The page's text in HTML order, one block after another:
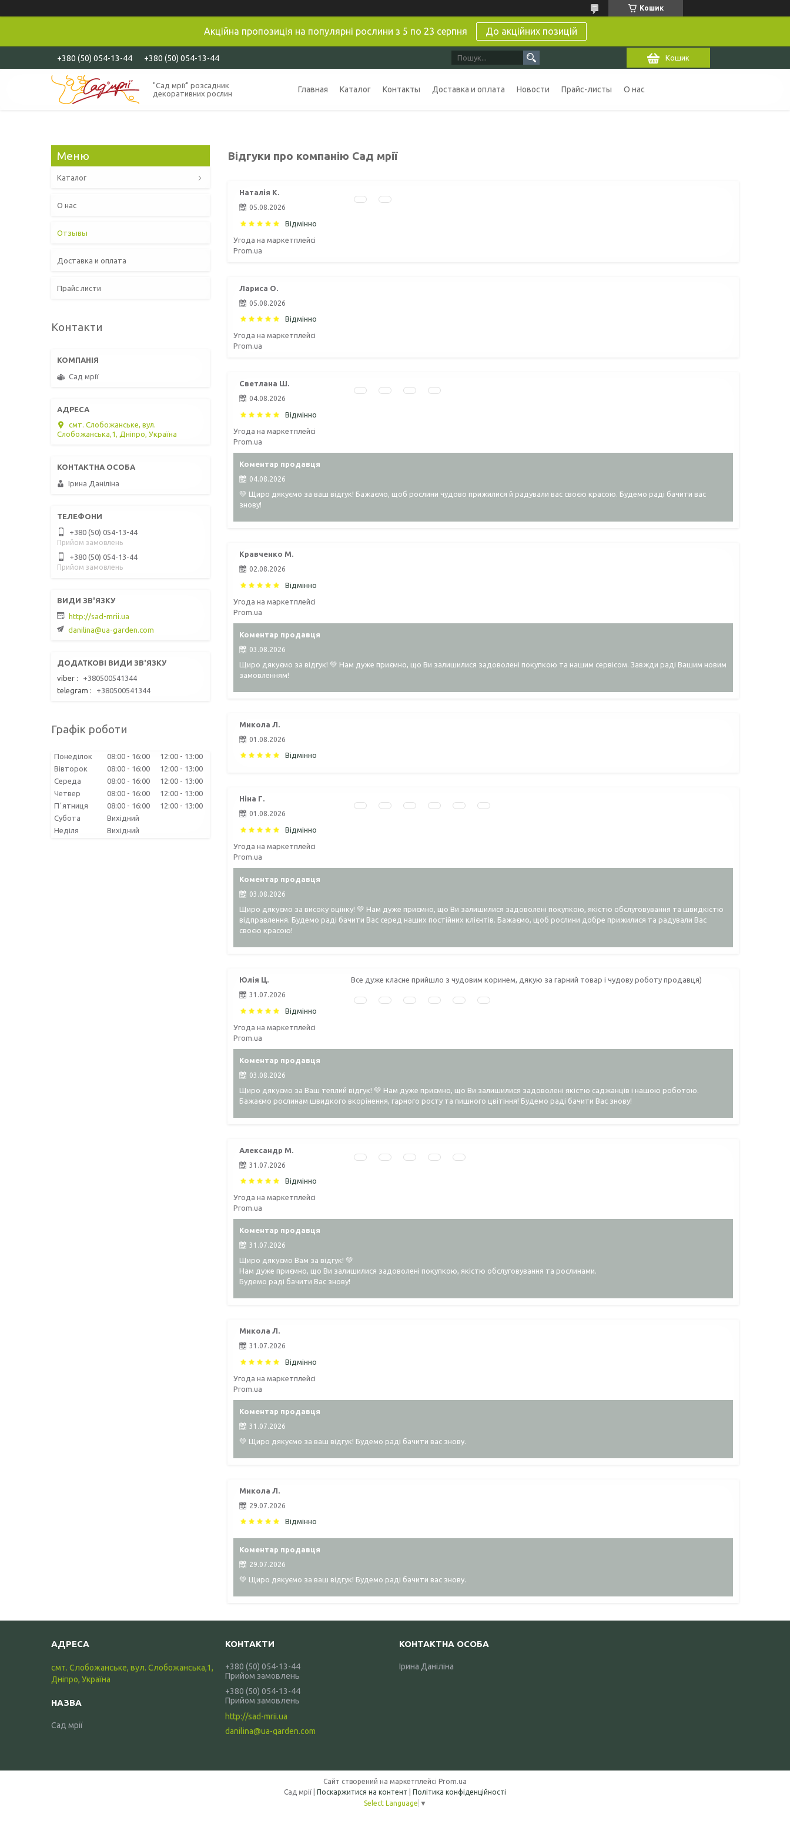
Кошик
Акційна пропозиція на популярні рослини з 5 по 23 серпня До акційних позицій
+380 (50) 054-13-44 +380 (50) 054-13-44 Кошик
"Сад мрії" розсадник
декоративних рослин
Главная Каталог Контакты Доставка и оплата Новости Прайс-листы О нас
Відгуки про компанію Сад мрії
Наталія К.
05.08.2026
Відмінно
Угода на маркетплейсі
Prom.ua
Лариса О.
05.08.2026
Відмінно
Угода на маркетплейсі
Prom.ua
Светлана Ш.
04.08.2026
Відмінно
Угода на маркетплейсі
Prom.ua
Коментар продавця
04.08.2026
💚 Щиро дякуємо за ваш відгук! Бажаємо, щоб рослини чудово прижилися й радували вас своєю красою. Будемо раді бачити вас
знову!
Кравченко М.
02.08.2026
Відмінно
Угода на маркетплейсі
Prom.ua
Коментар продавця
03.08.2026
Щиро дякуємо за відгук! 💚 Нам дуже приємно, що Ви залишилися задоволені покупкою та нашим сервісом. Завжди раді Вашим новим
замовленням!
Микола Л.
01.08.2026
Відмінно
Ніна Г.
01.08.2026
Відмінно
Угода на маркетплейсі
Prom.ua
Коментар продавця
03.08.2026
Щиро дякуємо за високу оцінку! 💚 Нам дуже приємно, що Ви залишилися задоволені покупкою, якістю обслуговування та швидкістю
відправлення. Будемо раді бачити Вас серед наших постійних клієнтів. Бажаємо, щоб рослини добре прижилися та радували Вас
своєю красою!
Юлія Ц.
31.07.2026
Відмінно
Угода на маркетплейсі
Prom.ua
Все дуже класне прийшло з чудовим коринем, дякую за гарний товар і чудову роботу продавця)
Коментар продавця
03.08.2026
Щиро дякуємо за Ваш теплий відгук! 💚 Нам дуже приємно, що Ви залишилися задоволені якістю саджанців і нашою роботою.
Бажаємо рослинам швидкого вкорінення, гарного росту та пишного цвітіння! Будемо раді бачити Вас знову!
Александр М.
31.07.2026
Відмінно
Угода на маркетплейсі
Prom.ua
Коментар продавця
31.07.2026
Щиро дякуємо Вам за відгук! 💚
Нам дуже приємно, що Ви залишилися задоволені покупкою, якістю обслуговування та рослинами.
Будемо раді бачити Вас знову!
Микола Л.
31.07.2026
Відмінно
Угода на маркетплейсі
Prom.ua
Коментар продавця
31.07.2026
💚 Щиро дякуємо за ваш відгук! Будемо раді бачити вас знову.
Микола Л.
29.07.2026
Відмінно
Коментар продавця
29.07.2026
💚 Щиро дякуємо за ваш відгук! Будемо раді бачити вас знову.
Каталог
О нас
Отзывы
Доставка и оплата
Прайс листи
Контакти
Сад мрії
смт. Слобожанське, вул.
Слобожанська,1, Дніпро, Україна
Ірина Даніліна
+380 (50) 054-13-44
Прийом замовлень
+380 (50) 054-13-44
Прийом замовлень
http://sad-mrii.ua
danilina@ua-garden.com
viber
+380500541344
telegram
+380500541344
Графік роботи
Понеділок 08:00 16:00 12:00
13:00
Вівторок
08:00 16:00 12:00
13:00
Середа
08:00 16:00 12:00
13:00
Четвер
08:00 16:00 12:00
13:00
Пʼятниця
08:00 16:00 12:00
13:00
Субота
Вихідний
Неділя
Вихідний
смт. Слобожанське, вул. Слобожанська,1,
Дніпро, Україна
Сад мрії
+380 (50) 054-13-44
Прийом замовлень
+380 (50) 054-13-44
Прийом замовлень
http://sad-mrii.ua
danilina@ua-garden.com
Ірина Даніліна
Сайт створений на маркетплейсі Prom.ua
Поскаржитися на контент
Політика конфіденційності
Select Language ▼